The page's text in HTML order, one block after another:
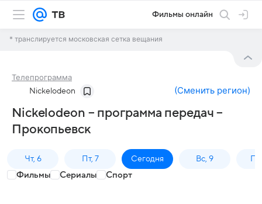
Фильмы онлайн
* транслируется московская сетка вещания
Телепрограмма
Nickelodeon (Сменить регион)
Nickelodeon – программа передач –
Прокопьевск
Чт, 6 Пт, 7 Сегодня Вс, 9
Фильмы Сериалы Спорт